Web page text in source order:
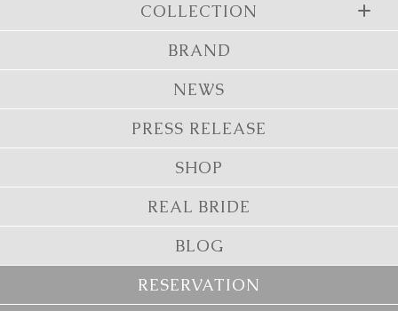
COLLECTION
BRAND
NEWS
PRESS RELEASE
SHOP
REAL BRIDE
BLOG
RESERVATION